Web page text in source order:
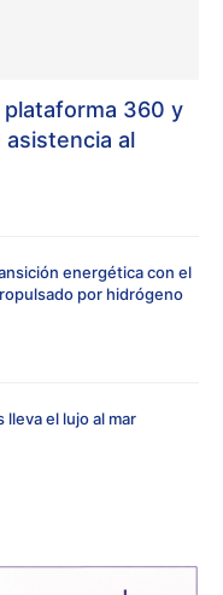
plataforma 360 y
asistencia al
energética con el
por hidrógeno
lleva el lujo al mar